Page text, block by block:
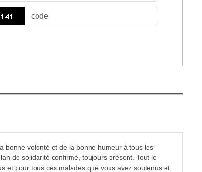
bonne volonté et de la bonne humeur à tous les
de solidarité confirmé, toujours présent. Tout le
et pour tous ces malades que vous avez soutenus et